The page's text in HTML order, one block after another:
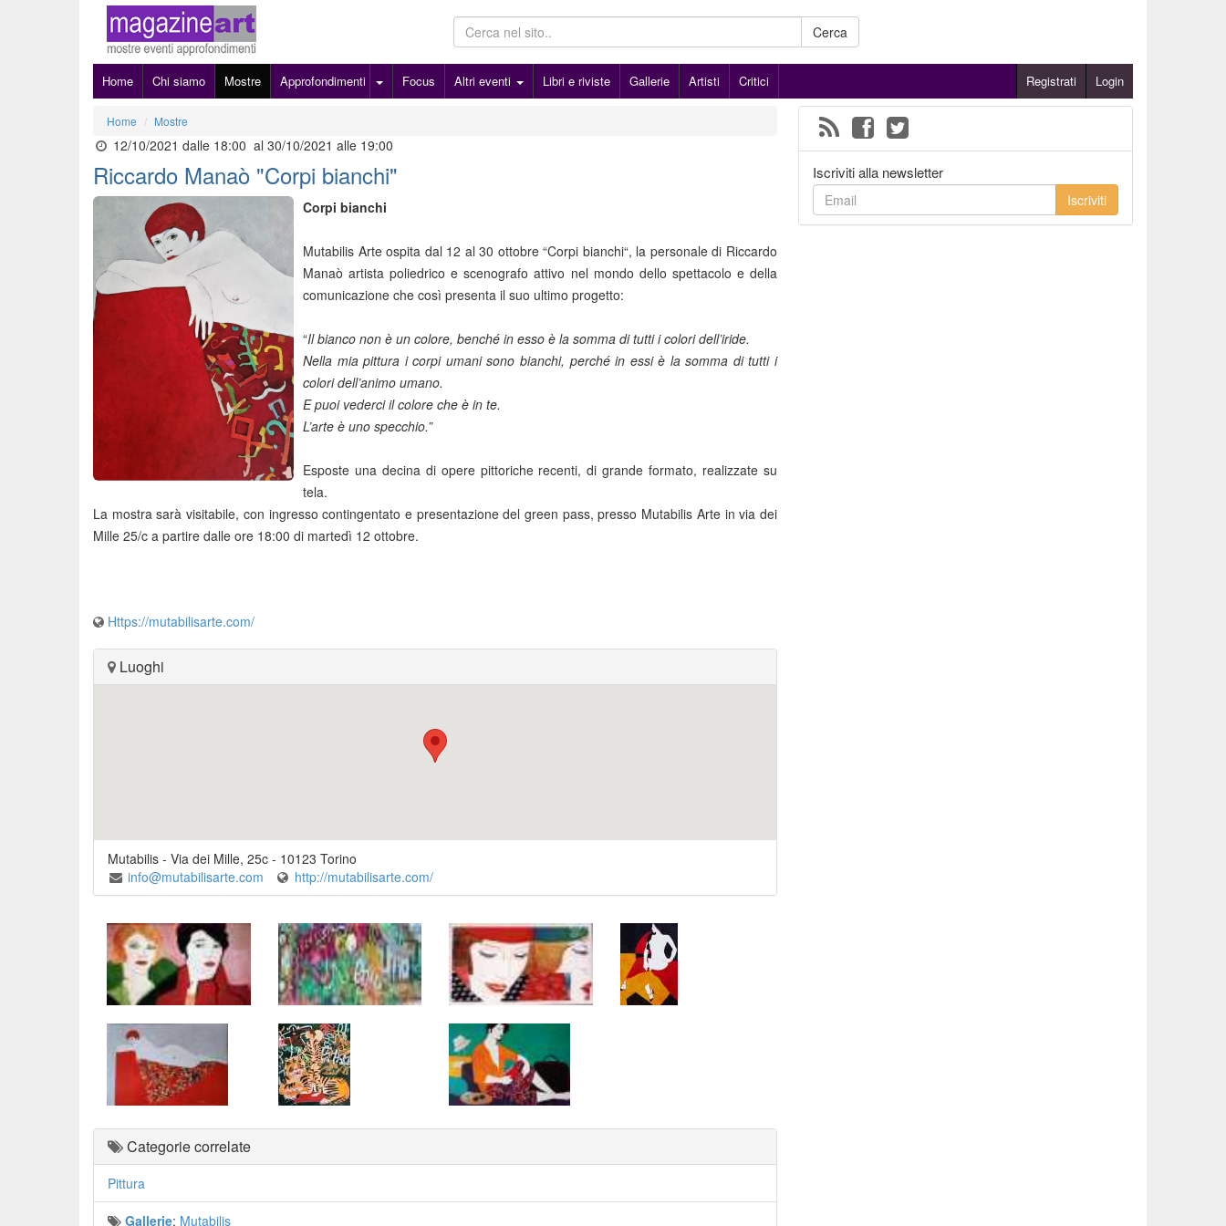
Cerca
Home Chi siamo Mostre Approfondimenti Focus Altri eventi Libri e riviste Gallerie Artisti Critici Registrati Login
Home Mostre
12/10/2021 dalle 18:00 al 30/10/2021 alle 19:00
Riccardo Manaò "Corpi bianchi"
Corpi bianchi
Mutabilis Arte ospita dal 12 al 30 ottobre “Corpi bianchi“, la personale di Riccardo
Manaò artista poliedrico e scenografo attivo nel mondo dello spettacolo e della
comunicazione che così presenta il suo ultimo progetto:
“Il bianco non è un colore, benché in esso è la somma di tutti i colori dell’iride.
Nella mia pittura i corpi umani sono bianchi, perché in essi è la somma di tutti i
colori dell’animo umano.
E puoi vederci il colore che è in te.
L’arte è uno specchio.”
Esposte una decina di opere pittoriche recenti, di grande formato, realizzate su
tela.
La mostra sarà visitabile, con ingresso contingentato e presentazione del green pass, presso Mutabilis Arte in via dei
Mille 25/c a partire dalle ore 18:00 di martedì 12 ottobre.
Https://mutabilisarte.com/
Luoghi
Mutabilis - Via dei Mille, 25c - 10123 Torino
info@mutabilisarte.com
http://mutabilisarte.com/
Categorie correlate
Pittura
Gallerie: Mutabilis
Iscriviti alla newsletter
Iscriviti